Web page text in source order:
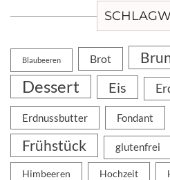
Blaubeeren Brot
Dessert Eis
Erdnussbutter Fondant
Frühstück glutenfrei
Himbeeren Hochzeit